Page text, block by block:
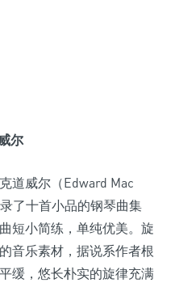
尔
道威尔（Edward Mac
了十首小品的钢琴曲集
短小简练，单纯优美。旋
音乐素材，据说系作者根
缓，悠长朴实的旋律充满